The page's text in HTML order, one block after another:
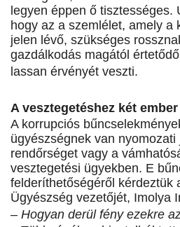
legyen éppen ő tisztességes.
hogy az a szemlélet, amely a
jelen lévő, szükséges
gazdálkodás magától
lassan érvényét veszti.
A vesztegetéshez két ember
A korrupciós
ügyészségnek van
rendőrséget vagy a
vesztegetési ügyekben. E
felderíthetőségéről kérdeztük
Ügyészség vezetőjét, Imolya
– Hogyan derül fény ezekre